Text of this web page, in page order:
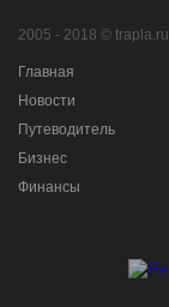
2005 - 2018 © trapla.ru
Главная
Новости
Путеводитель
Бизнес
Финансы